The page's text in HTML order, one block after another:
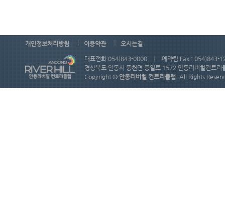
개인정보처리방침 | 이용약관 오시는길
대표전화 054)843-0000 |
예약팀 Fax : 054)843-
경상북도 안동시 풍천면 풍일로 1572 안동리버힐컨트리
Copyright ©안동리버힐 컨트리클럽. All Rights